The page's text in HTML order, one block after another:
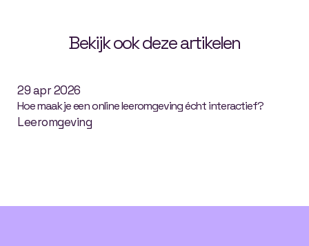
Bekijk ook deze artikelen
29 apr 2026
Hoe maak je een online leeromgeving écht interactief?
Leeromgeving